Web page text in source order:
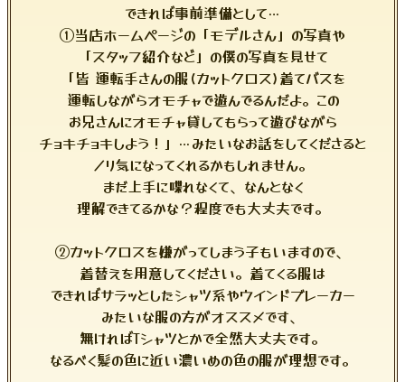
できれば事前準備として…
①当店ホームページの「モデルさん」の写真や
「スタッフ紹介など」の僕の写真を見せて
「皆 運転手さんの服(カットクロス)着てバスを
運転しながらオモチャで遊んでるんだよ。この
お兄さんにオモチャ貸してもらって遊びながら
チョキチョキしよう！」…みたいなお話をしてくださると
ノリ気になってくれるかもしれません。
まだ上手に喋れなくて、なんとなく
理解できてるかな？程度でも大丈夫です。
②カットクロスを嫌がってしまう子もいますので、
着替えを用意してください。着てくる服は
できればサラッとしたシャツ系やウインドブレーカー
みたいな服の方がオススメです、
無ければTシャツとかで全然大丈夫です。
なるべく髪の色に近い濃いめの色の服が理想です。